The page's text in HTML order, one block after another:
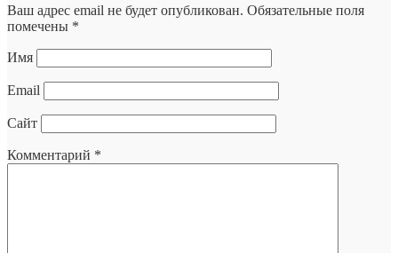
Ваш адрес email не будет опубликован. Обязательные поля
помечены *
Имя
Email
Сайт
Комментарий *